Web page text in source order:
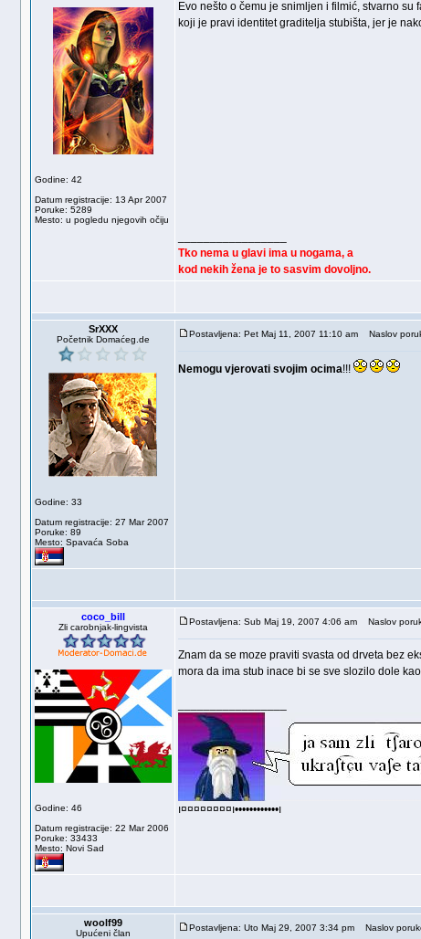
Godine: 42
Datum registracije: 13 Apr 2007
Poruke: 5289
Mesto: u pogledu njegovih očiju
Evo nešto o čemu je snimljen i filmić, stvarno
koji je pravi identitet graditelja stubišta, jer je
Tko nema u glavi ima u nogama, a
kod nekih žena je to sasvim dovoljno.
SrXXX
Početnik Domaćeg.de
Godine: 33
Datum registracije: 27 Mar 2007
Poruke: 89
Mesto: Spavaća Soba
Postavljena: Pet Maj 11, 2007 11:10 am Naslov
Nemogu vjerovati svojim ocima!!!
coco_bill
Zli carobnjak-lingvista
Godine: 46
Datum registracije: 22 Mar 2006
Poruke: 33433
Mesto: Novi Sad
Postavljena: Sub Maj 19, 2007 4:06 am Naslov
Znam da se moze praviti svasta od drveta bez
mora da ima stub inace bi se sve slozilo dole
ı¤¤¤¤¤¤¤¤ı••••••••••••ı
woolf99
Upućeni član
Postavljena: Uto Maj 29, 2007 3:34 pm Naslov